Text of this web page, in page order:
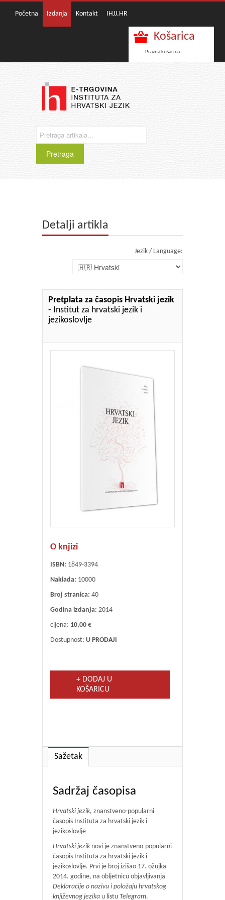
Početna Izdanja Kontakt IHJJ.HR
Košarica
Prazna košarica
Detalji artikla
Jezik / Language:
Pretplata za časopis Hrvatski jezik
- Institut za hrvatski jezik i
jezikoslovlje
O knjizi
ISBN: 1849-3394
Naklada: 10000
Broj stranica: 40
Godina izdanja: 2014
cijena: 10,00 €
Dostupnost: U PRODAJI
+ DODAJ U
KOŠARICU
Sažetak
Sadržaj časopisa
Hrvatski jezik, znanstveno-popularni
časopis Instituta za hrvatski jezik i
jezikoslovlje
Hrvatski jezik novi je znanstveno-popularni
časopis Instituta za hrvatski jezik i
jezikoslovlje. Prvi je broj izišao 17. ožujka
2014. godine, na obljetnicu objavljivanja
Deklaracije o nazivu i položaju hrvatskog
književnog jezika u listu Telegram.